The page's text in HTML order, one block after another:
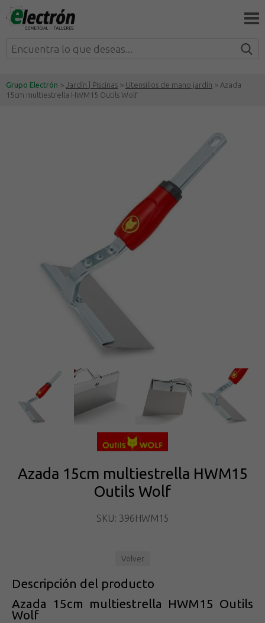
Grupo Electrón > Jardín | Piscinas > Utensilios de mano jardín > Azada
15cm multiestrella HWM15 Outils Wolf
Azada 15cm multiestrella HWM15
Outils Wolf
SKU: 396HWM15
Volver
Descripción del producto
Azada 15cm multiestrella HWM15 Outils
Wolf